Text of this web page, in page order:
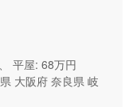
平屋: 68万円
大阪府 奈良県 岐